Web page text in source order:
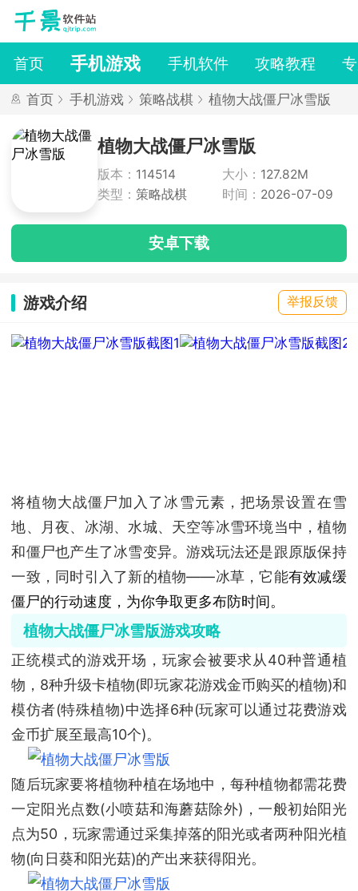
首页 手机游戏 手机软件 攻略教程
首页 手机游戏 策略战棋 植物大战僵尸冰雪版
植物大战僵尸冰雪版
版本： 114514 大小： 127.82M
类型： 策略战棋 时间： 2026-07-09
安卓下载
游戏介绍 举报反馈
将植物大战僵尸加入了冰雪元素，把场景设置在雪
地、月夜、冰湖、水城、天空等冰雪环境当中，植物
和僵尸也产生了冰雪变异。游戏玩法还是跟原版保持
一致，同时引入了新的植物——冰草，它能有效减缓
僵尸的行动速度，为你争取更多布防时间。
植物大战僵尸冰雪版游戏攻略
正统模式的游戏开场，玩家会被要求从40种普通植
物，8种升级卡植物(即玩家花游戏金币购买的植物)和
模仿者(特殊植物)中选择6种(玩家可以通过花费游戏
金币扩展至最高10个)。
随后玩家要将植物种植在场地中，每种植物都需花费
一定阳光点数(小喷菇和海蘑菇除外)，一般初始阳光
点为50，玩家需通过采集掉落的阳光或者两种阳光植
物(向日葵和阳光菇)的产出来获得阳光。